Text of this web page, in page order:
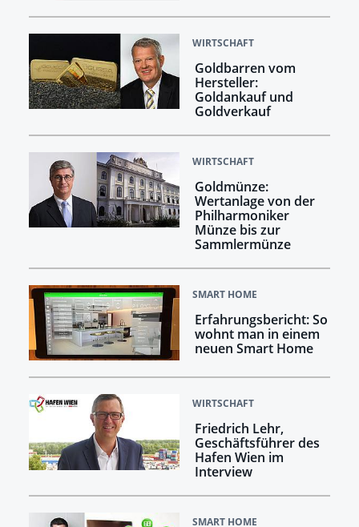
WIRTSCHAFT
Goldbarren vom
Hersteller:
Goldankauf und
Goldverkauf
WIRTSCHAFT
Goldmünze:
Wertanlage von der
Philharmoniker
Münze bis zur
Sammlermünze
SMART HOME
Erfahrungsbericht: So
wohnt man in einem
neuen Smart Home
WIRTSCHAFT
Friedrich Lehr,
Geschäftsführer des
Hafen Wien im
Interview
SMART HOME